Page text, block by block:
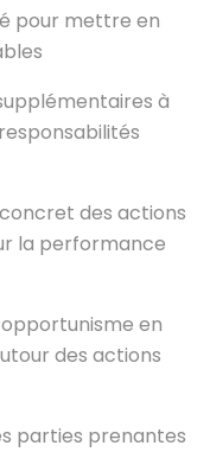
pour mettre en
à
des actions
la performance
en
des actions
parties prenantes